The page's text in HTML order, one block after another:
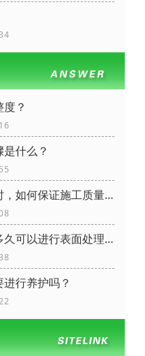
？
什么？
轻质隔墙板进行表面处理时，如何保证施工质量？
轻质隔墙板安装完成后，多久可以进行表面处理？
行养护吗？